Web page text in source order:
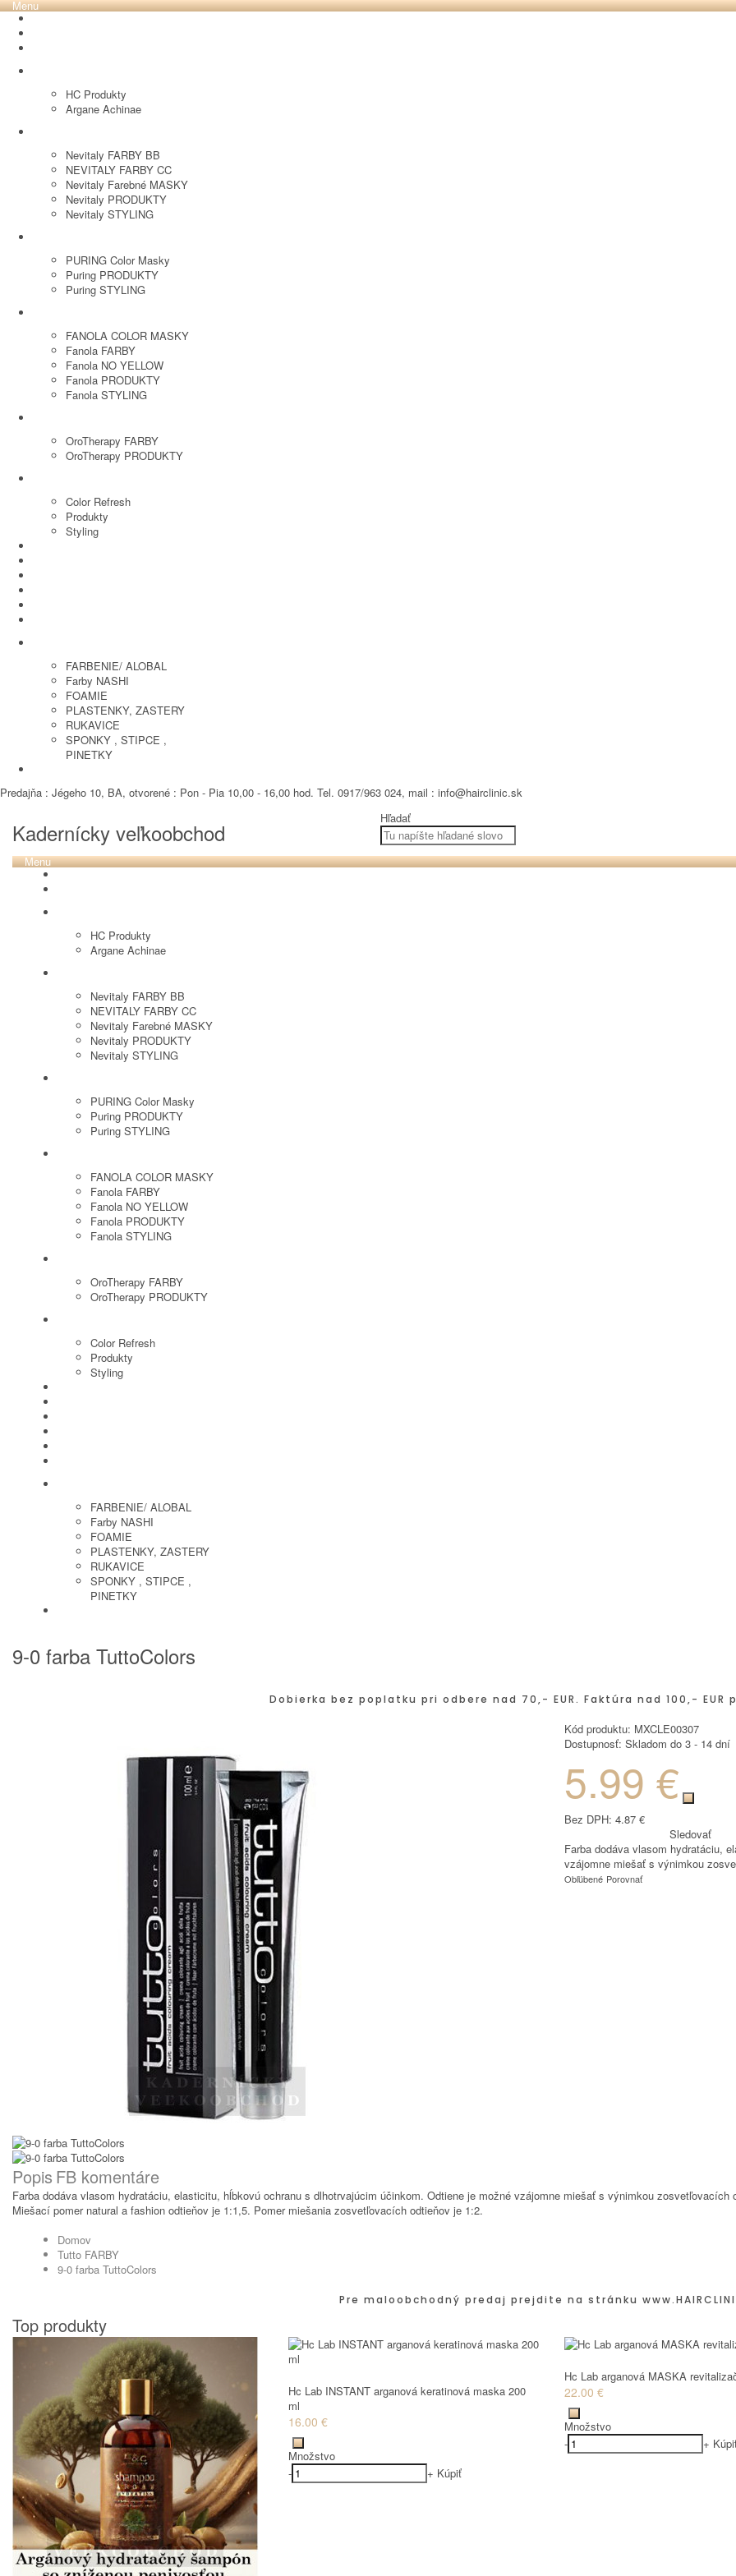
Menu
HC Produkty
Argane Achinae
Nevitaly FARBY BB
NEVITALY FARBY CC
Nevitaly Farebné MASKY
Nevitaly PRODUKTY
Nevitaly STYLING
PURING Color Masky
Puring PRODUKTY
Puring STYLING
FANOLA COLOR MASKY
Fanola FARBY
Fanola NO YELLOW
Fanola PRODUKTY
Fanola STYLING
OroTherapy FARBY
OroTherapy PRODUKTY
Color Refresh
Produkty
Styling
FARBENIE/ ALOBAL
Farby NASHI
FOAMIE
PLASTENKY, ZASTERY
RUKAVICE
SPONKY , STIPCE ,
PINETKY
Predajňa : Jégeho 10, BA, otvorené : Pon - Pia 10,00 - 16,00 hod. Tel. 0917/963 024, mail : info@hairclinic.sk
Kadernícky veľkoobchod Hľadať
Menu
HC Produkty
Argane Achinae
Nevitaly FARBY BB
NEVITALY FARBY CC
Nevitaly Farebné MASKY
Nevitaly PRODUKTY
Nevitaly STYLING
PURING Color Masky
Puring PRODUKTY
Puring STYLING
FANOLA COLOR MASKY
Fanola FARBY
Fanola NO YELLOW
Fanola PRODUKTY
Fanola STYLING
OroTherapy FARBY
OroTherapy PRODUKTY
Color Refresh
Produkty
Styling
FARBENIE/ ALOBAL
Farby NASHI
FOAMIE
PLASTENKY, ZASTERY
RUKAVICE
SPONKY , STIPCE ,
PINETKY
9-0 farba TuttoColors
Dobierka bez poplatku pri odbere nad 70,- EUR. Faktúra nad 100,- EUR
Kód produktu: MXCLE00307
Dostupnosť: Skladom do 3 - 14 dní
5.99 €
Bez DPH: 4.87 €
Sledovať
Farba dodáva vlasom hydratáciu,
vzájomne miešať s výnimkou
Obľúbené Porovnať
Popis FB komentáre
Farba dodáva vlasom hydratáciu, elasticitu, hĺbkovú ochranu s dlhotrvajúcim účinkom. Odtiene je možné vzájomne miešať s výnimkou
Miešací pomer natural a fashion odtieňov je 1:1,5. Pomer miešania zosvetľovacích odtieňov je 1:2.
Domov
Tutto FARBY
9-0 farba TuttoColors
Pre maloobchodný predaj prejdite na stránku
Top produkty
Hc Lab INSTANT arganová keratinová maska 200
ml
16.00 €
Množstvo
-
+ Kúpiť
Hc Lab arganová MASKA
22.00 €
Množstvo
-
+